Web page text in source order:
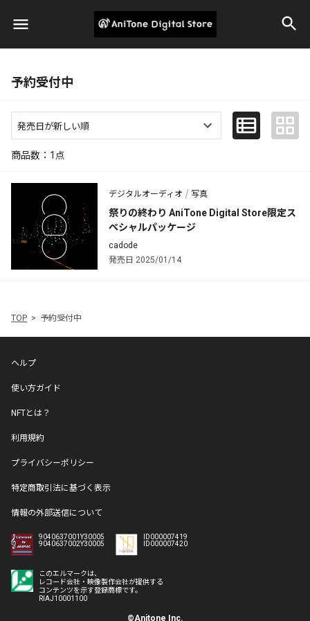
予約受付中
商品数： 1 点
デジタルオーディオ 写真
祭りの終わり AniTone Digital Store限定ス
ペシャルパッケージ
cadode
発売日 2025/01/14
TOP 予約受付中
ヘルプ
使い方ガイド
NFTとは？
利用規約
プライバシーポリシー
特定商取引法に基づく表示
情報の外部送信について
9040637001Y30005
9040637002Y30005
ID000007419
ID000007420
このエルマークは、
レコード会社・映像製作会社が提供する
コンテンツを示す登録商標です。
RIAJ10001100
©Anitone Inc.